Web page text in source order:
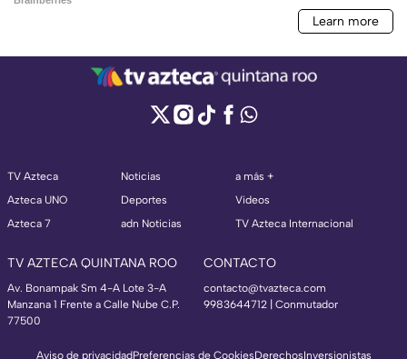
TV Azteca
Azteca UNO
Azteca 7
Noticias
Deportes
adn Noticias
a más +
Videos
TV Azteca Internacional
TV AZTECA QUINTANA ROO
Av. Bonampak Sm 4-A Lote 3-A
Manzana 1 Frente a Calle Nube C.P.
77500
CONTACTO
contacto@tvazteca.com
9983644712 | Conmutador
Aviso de privacidadPreferencias de CookiesDerechosInversionistas